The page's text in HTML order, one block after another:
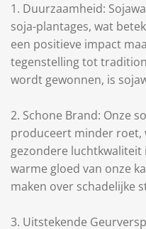
1. Duurzaamheid:
soja-plantages, wat
een positieve impact
tegenstelling tot
wordt gewonnen, is
2. Schone Brand: Onze
produceert minder roet,
gezondere luchtkwaliteit
warme gloed van onze
maken over schadelijke
3. Uitstekende